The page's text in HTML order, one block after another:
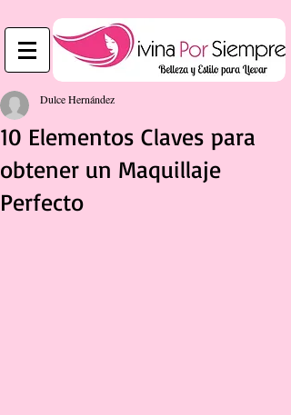
10 Elementos Claves para
obtener un Maquillaje
Perfecto
Dulce Hernández